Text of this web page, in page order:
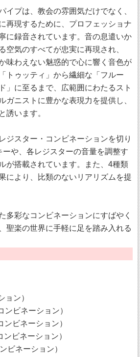
イプは、教会の雰囲気だけでなく、
再現するために、プロフェッショナ
に録音されています。音の息遣いか
空気のすべてが忠実に再現され、
味わえない魅惑的で心に響く音色が
トゥッティ」から繊細な「フルー
」に至るまで、広範囲にわたるスト
ガニストに豊かな表現力を提供し、
誘います。
ジスター・コンビネーションを切り
や、各レジスターの音量を調整す
が搭載されています。また、4種類
により、比類のないリアリズムを提
多彩なコンビネーションにすばやく
聖楽の世界に手軽に足を踏み入れる
ョン）
ンビネーション）
ンビネーション）
ンビネーション）
ビネーション）